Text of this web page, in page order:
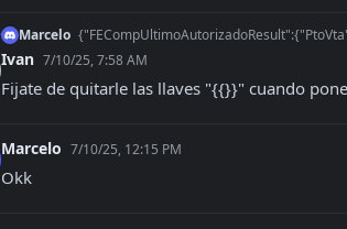
Marcelo
Ivan 7/10/25, 7:58 AM
Fijate de quitarle las llaves "{{}}" cuando
Marcelo 7/10/25, 12:15 PM
Okk